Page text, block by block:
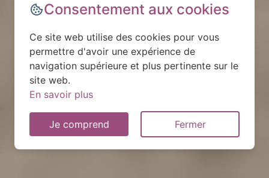
Consentement aux cookies
Ce site web utilise des cookies pour vous
permettre d'avoir une expérience de
navigation supérieure et plus pertinente sur le
site web.
En savoir plus
Je comprend Fermer